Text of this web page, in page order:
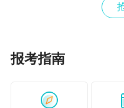
计师公会给众多想要移
获取更多
报考指南